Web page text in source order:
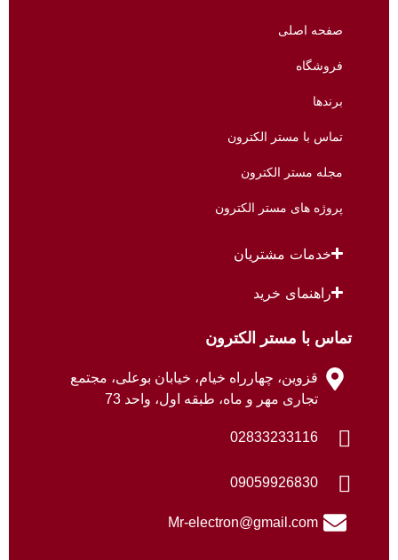
صفحه اصلی
فروشگاه
برندها
تماس با مستر الکترون
مجله مستر الکترون
پروژه های مستر الکترون
خدمات مشتریان
راهنمای خرید
تماس با مستر الکترون
قزوین، چهارراه خیام، خیابان بوعلی، مجتمع
تجاری مهر و ماه، طبقه اول، واحد 73
02833233116
09059926830
Mr-electron@gmail.com